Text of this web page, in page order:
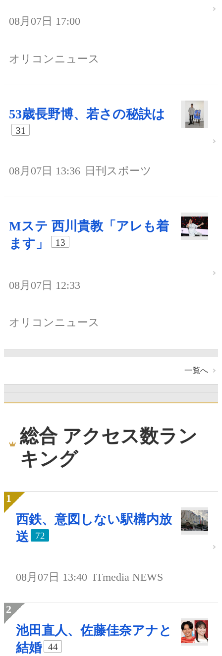
08月07日 17:00
オリコンニュース
53歳長野博、若さの秘訣は
31
08月07日 13:36 日刊スポーツ
Mステ 西川貴教「アレも着
ます」
13
08月07日 12:33
オリコンニュース
一覧へ
総合 アクセス数ラン
キング
西鉄、意図しない駅構内放
送
72
08月07日 13:40 ITmedia NEWS
池田直人、佐藤佳奈アナと
結婚
44